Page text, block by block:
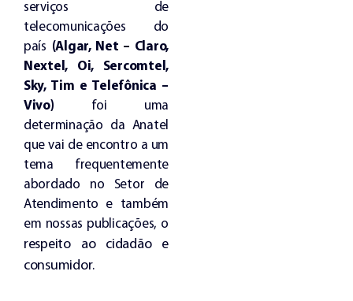
serviços de
telecomunicações do
país (Algar, Net – Claro,
Nextel, Oi, Sercomtel,
Sky, Tim e Telefônica –
Vivo) foi uma
determinação da Anatel
que vai de encontro a um
tema frequentemente
abordado no Setor de
Atendimento e também
em nossas publicações, o
respeito ao cidadão e
consumidor.